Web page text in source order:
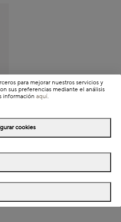
para mejorar nuestros servicios y
sus preferencias mediante el análisis
información aquí.
cookies